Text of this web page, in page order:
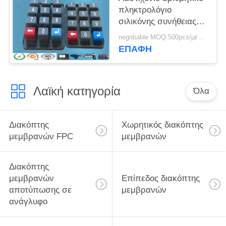
αγώγιμο λαστιχένιο
πληκτρολόγιο
σιλικόνης συνήθειας
Eco φιλικό αδιάβροχο
με το χάπι άνθρακα
negotiable MOQ:500pcs/μέρος
ΕΠΑΦΉ
Λαϊκή κατηγορία Όλα
Διακόπτης
μεμβρανών FPC
Χωρητικός διακόπτης
μεμβρανών
Διακόπτης
μεμβρανών
αποτύπωσης σε
ανάγλυφο
Επίπεδος διακόπτης
μεμβρανών